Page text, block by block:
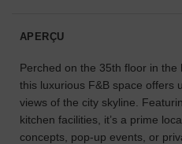
À
la
recherche
d'un
APERÇU
Perched on the 35th floor in the
this luxurious F&B space offers
views of the city skyline.
kitchen facilities, it’s a prime
concepts, pop-up events, or